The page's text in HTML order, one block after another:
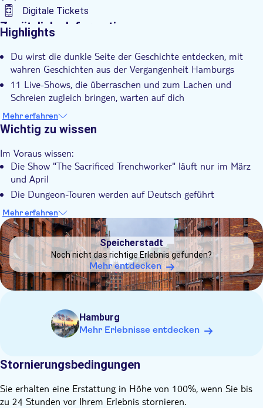
Digitale Tickets
Zusätzliche Informationen
Sofortbestätigung
Barrierefrei
Highlights
Du wirst die dunkle Seite der Geschichte entdecken, mit
wahren Geschichten aus der Vergangenheit Hamburgs
11 Live-Shows, die überraschen und zum Lachen und
Schreien zugleich bringen, warten auf dich
Es gibt gruseligen Spaß, packende Geschichten und
überwältigende Fahrgeschäfte wie den Free Fall Tower
Geschichte im 17.
Mehr erfahren
Wichtig zu wissen
Im Voraus wissen:
Die Show "The Sacrificed Trenchworker" läuft nur im März
und April
Die Dungeon-Touren werden auf Deutsch geführt
Der Eintritt wird für Kinder unter 10 Jahren nicht
empfohlen. Kinder unter 15 Jahren müssen von einem
Erwachsenen begleitet werden.
Aufgrund der Dunkelheit und der Spezialeffekte ist ein
Besuch für Besucher mit Störungen des Nervensystems
möglicherweise nicht geeignet
Die Attraktion ist für Rollstuhlfahrer zugänglich. Die
wird Ihnen dabei helfen.
Mehr erfahren
DSA1Speicherstadt
Speicherstadt
Noch nicht das richtige Erlebnis gefunden?
Mehr entdecken
Hamburg
Mehr Erlebnisse entdecken
Stornierungsbedingungen
Sie erhalten eine Erstattung in Höhe von 100%, wenn Sie bis
zu 24 Stunden vor Ihrem Erlebnis stornieren.